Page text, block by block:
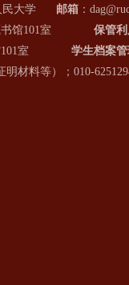
民大学 邮箱 ：
书馆101室
保管
101室
学生档案
明材料等）；010-